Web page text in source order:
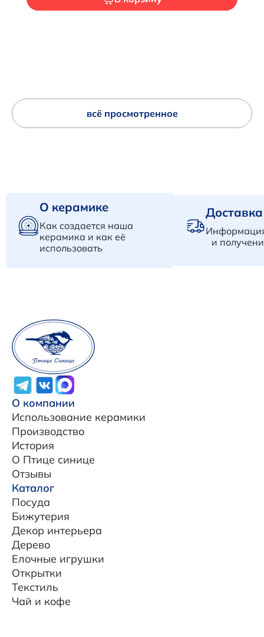
всё просмотренное
О керамике
Как создается наша
керамика и как её
использовать
и
О компании
Использование керамики
Производство
История
О Птице синице
Отзывы
Каталог
Посуда
Бижутерия
Декор интерьера
Дерево
Елочные игрушки
Открытки
Текстиль
Чай и кофе